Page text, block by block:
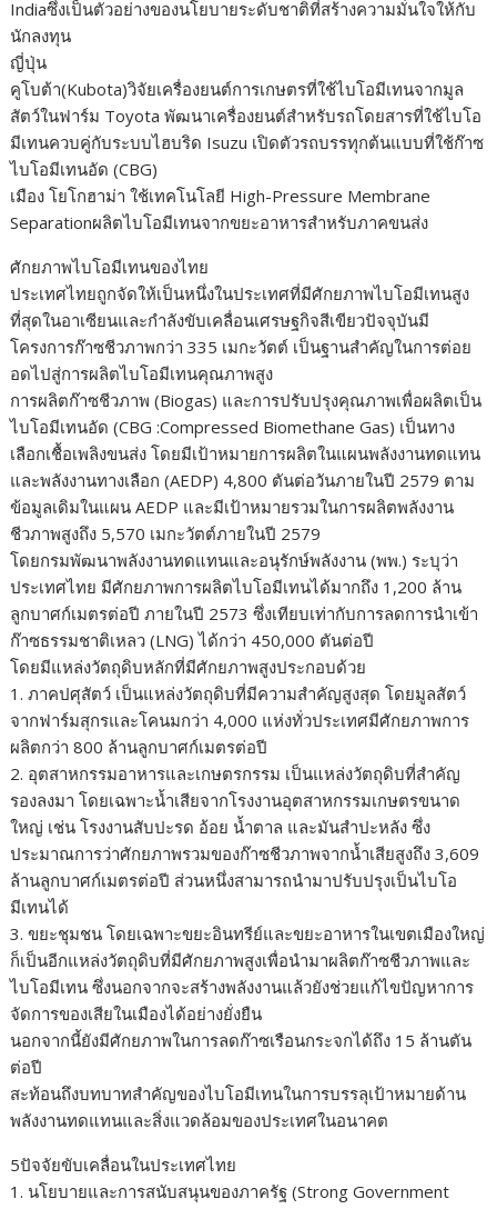
Indiaซึ่งเป็นตัวอย่างของนโยบายระดับชาติที่สร้างความมั่นใจให้กับ
นักลงทุน
ญี่ปุ่น
คูโบต้า(Kubota)วิจัยเครื่องยนต์การเกษตรที่ใช้ไบโอมีเทนจากมูล
สัตว์ในฟาร์ม Toyota พัฒนาเครื่องยนต์สำหรับรถโดยสารที่ใช้ไบโอ
มีเทนควบคู่กับระบบไฮบริด Isuzu เปิดตัวรถบรรทุกต้นแบบที่ใช้ก๊าซ
ไบโอมีเทนอัด (CBG)
เมือง โยโกฮาม่า ใช้เทคโนโลยี High-Pressure Membrane
Separationผลิตไบโอมีเทนจากขยะอาหารสำหรับภาคขนส่ง
ศักยภาพไบโอมีเทนของไทย
ประเทศไทยถูกจัดให้เป็นหนึ่งในประเทศที่มีศักยภาพไบโอมีเทนสูง
ที่สุดในอาเซียนและกำลังขับเคลื่อนเศรษฐกิจสีเขียวปัจจุบันมี
โครงการก๊าซชีวภาพกว่า 335 เมกะวัตต์ เป็นฐานสำคัญในการต่อย
อดไปสู่การผลิตไบโอมีเทนคุณภาพสูง
การผลิตก๊าซชีวภาพ (Biogas) และการปรับปรุงคุณภาพเพื่อผลิตเป็น
ไบโอมีเทนอัด (CBG :Compressed Biomethane Gas) เป็นทาง
เลือกเชื้อเพลิงขนส่ง โดยมีเป้าหมายการผลิตในแผนพลังงานทดแทน
และพลังงานทางเลือก (AEDP) 4,800 ตันต่อวันภายในปี 2579 ตาม
ข้อมูลเดิมในแผน AEDP และมีเป้าหมายรวมในการผลิตพลังงาน
ชีวภาพสูงถึง 5,570 เมกะวัตต์ภายในปี 2579
โดยกรมพัฒนาพลังงานทดแทนและอนุรักษ์พลังงาน (พพ.) ระบุว่า
ประเทศไทย มีศักยภาพการผลิตไบโอมีเทนได้มากถึง 1,200 ล้าน
ลูกบาศก์เมตรต่อปี ภายในปี 2573 ซึ่งเทียบเท่ากับการลดการนำเข้า
ก๊าซธรรมชาติเหลว (LNG) ได้กว่า 450,000 ตันต่อปี
โดยมีแหล่งวัตถุดิบหลักที่มีศักยภาพสูงประกอบด้วย
1. ภาคปศุสัตว์ เป็นแหล่งวัตถุดิบที่มีความสำคัญสูงสุด โดยมูลสัตว์
จากฟาร์มสุกรและโคนมกว่า 4,000 แห่งทั่วประเทศมีศักยภาพการ
ผลิตกว่า 800 ล้านลูกบาศก์เมตรต่อปี
2. อุตสาหกรรมอาหารและเกษตรกรรม เป็นแหล่งวัตถุดิบที่สำคัญ
รองลงมา โดยเฉพาะน้ำเสียจากโรงงานอุตสาหกรรมเกษตรขนาด
ใหญ่ เช่น โรงงานสับปะรด อ้อย น้ำตาล และมันสำปะหลัง ซึ่ง
ประมาณการว่าศักยภาพรวมของก๊าซชีวภาพจากน้ำเสียสูงถึง 3,609
ล้านลูกบาศก์เมตรต่อปี ส่วนหนึ่งสามารถนำมาปรับปรุงเป็นไบโอ
มีเทนได้
3. ขยะชุมชน โดยเฉพาะขยะอินทรีย์และขยะอาหารในเขตเมืองใหญ่
ก็เป็นอีกแหล่งวัตถุดิบที่มีศักยภาพสูงเพื่อนำมาผลิตก๊าซชีวภาพและ
ไบโอมีเทน ซึ่งนอกจากจะสร้างพลังงานแล้วยังช่วยแก้ไขปัญหาการ
จัดการของเสียในเมืองได้อย่างยั่งยืน
นอกจากนี้ยังมีศักยภาพในการลดก๊าซเรือนกระจกได้ถึง 15 ล้านตัน
ต่อปี
สะท้อนถึงบทบาทสำคัญของไบโอมีเทนในการบรรลุเป้าหมายด้าน
พลังงานทดแทนและสิ่งแวดล้อมของประเทศในอนาคต
5ปัจจัยขับเคลื่อนในประเทศไทย
1. นโยบายและการสนับสนุนของภาครัฐ (Strong Government